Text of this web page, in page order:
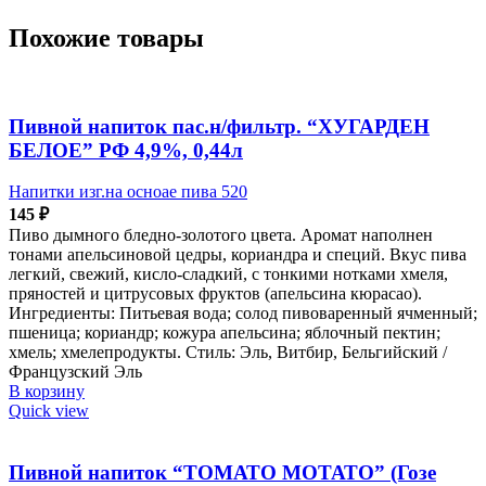
Похожие товары
Пивной напиток пас.н/фильтр. “ХУГАРДЕН
БЕЛОЕ” РФ 4,9%, 0,44л
Напитки изг.на осноае пива 520
145 ₽
Пиво дымного бледно-золотого цвета. Аромат наполнен
тонами апельсиновой цедры, кориандра и специй. Вкус пива
легкий, свежий, кисло-сладкий, с тонкими нотками хмеля,
пряностей и цитрусовых фруктов (апельсина кюрасао).
Ингредиенты: Питьевая вода; солод пивоваренный ячменный;
пшеница; кориандр; кожура апельсина; яблочный пектин;
хмель; хмелепродукты. Стиль: Эль, Витбир, Бельгийский /
Французский Эль
В корзину
Quick view
Пивной напиток “ТОМАТО МОТАТО” (Гозе